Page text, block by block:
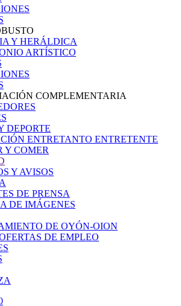
Y HERÁLDICA
ARTÍSTICO
COMPLEMENTARIA
DEPORTE
ENTRETANTO ENTRETENTE
Y COMER
Y AVISOS
DE PRENSA
DE IMÁGENES
DE OYÓN-OION
DE EMPLEO